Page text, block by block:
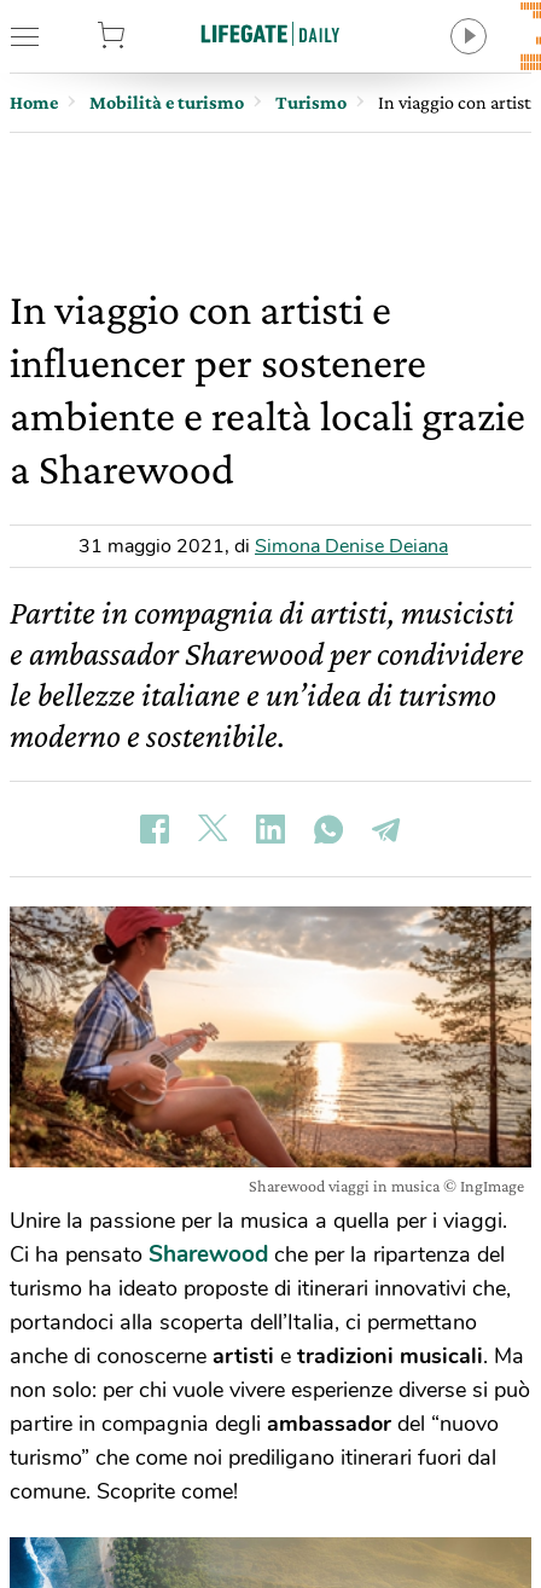
Home Mobilità e turismo Turismo In viaggio con artisti
In viaggio con artisti e
influencer per sostenere
ambiente e realtà locali grazie
a Sharewood
31 maggio 2021, di Simona Denise Deiana
Partite in compagnia di artisti, musicisti
e ambassador Sharewood per condividere
le bellezze italiane e un’idea di turismo
moderno e sostenibile.
Sharewood viaggi in musica © IngImage
Unire la passione per la musica a quella per i viaggi.
Ci ha pensato Sharewood che per la ripartenza del
turismo ha ideato proposte di itinerari innovativi che,
portandoci alla scoperta dell’Italia, ci permettano
anche di conoscerne artisti e tradizioni musicali. Ma
non solo: per chi vuole vivere esperienze diverse si può
partire in compagnia degli ambassador del “nuovo
turismo” che come noi prediligano itinerari fuori dal
comune. Scoprite come!